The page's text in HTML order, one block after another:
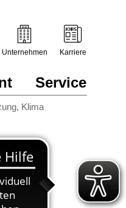
Klima
Service
Unternehmen Karriere